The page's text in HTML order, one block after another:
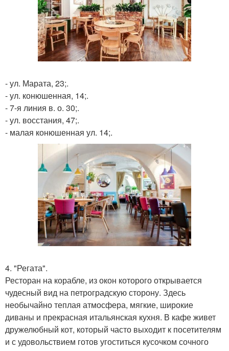
- ул. Марата, 23;.
- ул. конюшенная, 14;.
- 7-я линия в. о. 30;.
- ул. восстания, 47;.
- малая конюшенная ул. 14;.
4. "Регата".
Ресторан на корабле, из окон которого открывается
чудесный вид на петроградскую сторону. Здесь
необычайно теплая атмосфера, мягкие, широкие
диваны и прекрасная итальянская кухня. В кафе живет
дружелюбный кот, который часто выходит к посетителям
и с удовольствием готов угоститься кусочком сочного